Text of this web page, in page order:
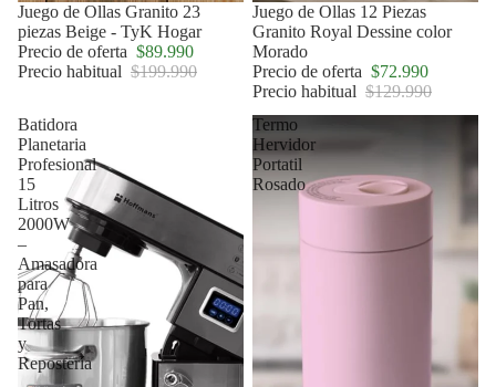
Oferta
Juego de Ollas Granito 23
piezas Beige - TyK Hogar
Precio de oferta $89.990
Precio habitual $199.990
Oferta
Juego de Ollas 12 Piezas
Granito Royal Dessine color
Morado
Precio de oferta $72.990
Precio habitual $129.990
Batidora
Planetaria
Profesional
15
Litros
2000W
–
Amasadora
para
Pan,
Tortas
y
Repostería
Termo
Hervidor
Portatil
Rosado